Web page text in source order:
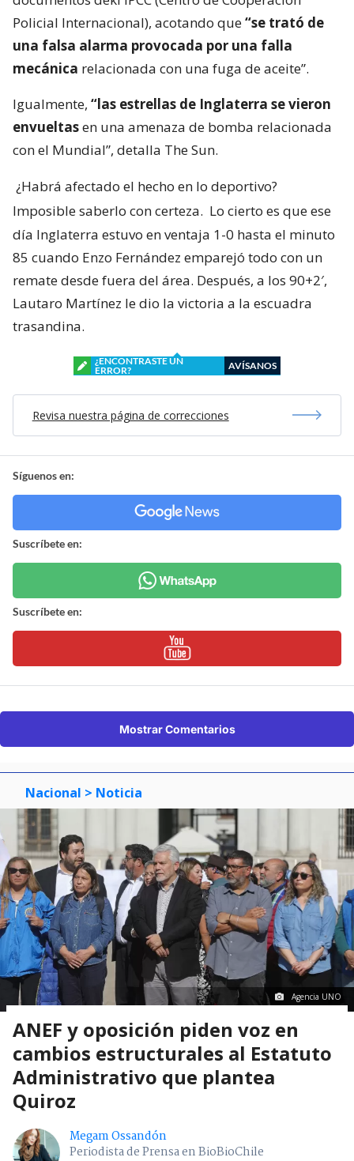
Policial Internacional), acotando que“se trató de
una falsa alarma provocada por una falla
mecánica relacionada con una fuga de aceite”.
Igualmente, “las estrellas de Inglaterra se vieron
envueltasen una amenaza de bomba relacionada
con el Mundial”, detalla The Sun.
¿Habrá afectado el hecho en lo deportivo?
Imposible saberlo con certeza. Lo cierto es que ese
día Inglaterra estuvo en ventaja 1-0 hasta el minuto
85 cuando Enzo Fernández emparejó todo con un
remate desde fuera del área. Después, a los 90+2′,
Lautaro Martínez le dio la victoria a la escuadra
trasandina.
¿ENCONTRASTE UN
ERROR?
AVÍSANOS
Revisa nuestra página de correcciones
Síguenos en:
Suscríbete en:
Suscríbete en:
Mostrar Comentarios
Nacional > Noticia
Agencia UNO
ANEF y oposición piden voz en
cambios estructurales al Estatuto
Administrativo que plantea
Quiroz
Megam Ossandón
Periodista de Prensa en BioBioChile